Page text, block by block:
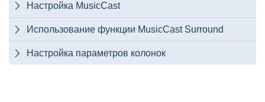
 Настройка MusicCast
 Использование функции MusicCast Surround
 Настройка параметров колонок